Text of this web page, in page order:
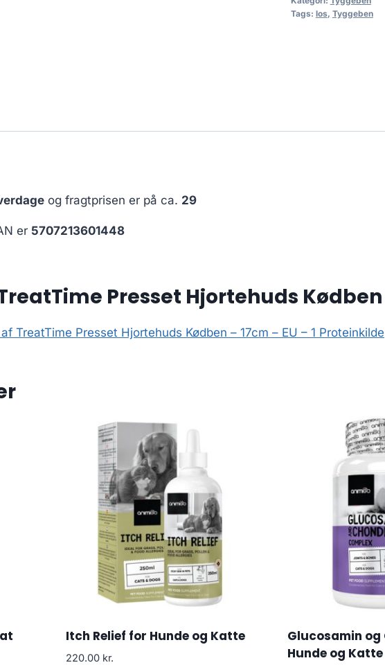
Tags: los, Tyggeben
og fragtprisen er på ca. 29
er 5707213601448
Presset Hjortehuds Kødben
TreatTime Presset Hjortehuds Kødben – 17cm – EU – 1 Proteinkilde
Itch Relief for Hunde og Katte
220.00 kr.
Glucosamin
Hunde og Katte